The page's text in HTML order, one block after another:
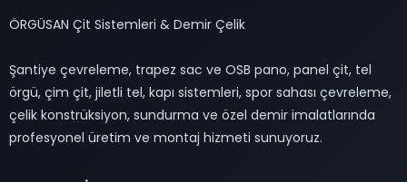
ÖRGÜSAN Çit Sistemleri & Demir Çelik
Şantiye çevreleme, trapez sac ve OSB pano, panel çit, tel
örgü, çim çit, jiletli tel, kapı sistemleri, spor sahası çevreleme,
çelik konstrüksiyon, sundurma ve özel demir imalatlarında
profesyonel üretim ve montaj hizmeti sunuyoruz.